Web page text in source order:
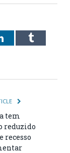
LinkedInTumblr
tem
reduzido
recesso